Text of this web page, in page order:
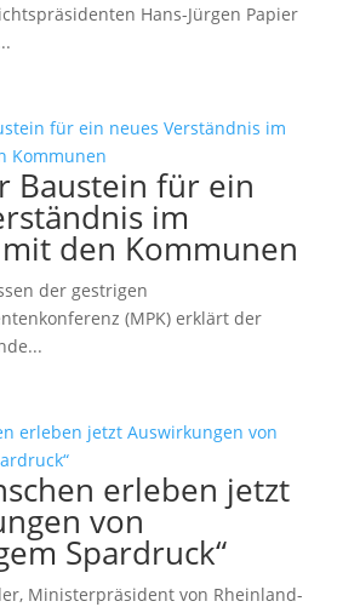
Hans-Jürgen Papier
Baustein für ein
im
den Kommunen
der gestrigen
(MPK) erklärt der
erleben jetzt
von
Spardruck“
Ministerpräsident von Rheinland-